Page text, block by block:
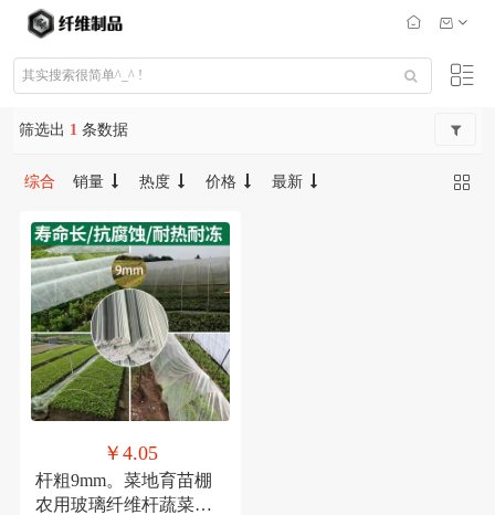
筛选出 1 条数据
综合 销量 热度 价格 最新
￥4.05
杆粗9mm。菜地育苗棚
农用玻璃纤维杆蔬菜大